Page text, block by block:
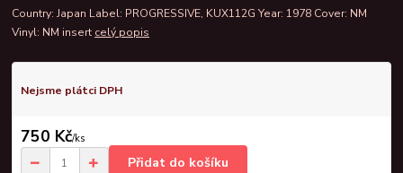
Country: Japan Label: PROGRESSIVE, KUX112G Year: 1978 Cover: NM
Vinyl: NM insert celý popis
Nejsme plátci DPH
750 Kč/ks
Přidat do košíku